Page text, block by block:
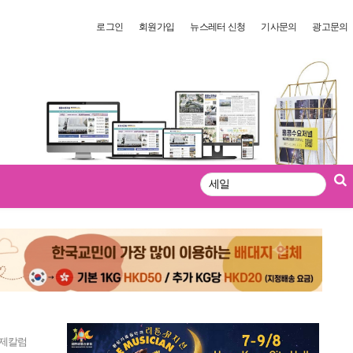
로그인 회원가입 뉴스레터 신청 기사문의 광고문의
검
칼럼